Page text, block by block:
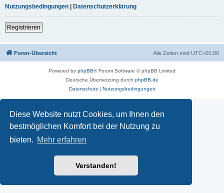
Diese Website nutzt Cookies, um Ihnen den
bestmöglichen Komfort bei der Nutzung zu
bieten. Mehr erfahren
Verstanden!
Nutzungsbedingungen | Datenschutzerklärung
Registrieren
Foren-Übersicht Alle Zeiten sind UTC+01:00
Powered by phpBB® Forum Software © phpBB Limited
Deutsche Übersetzung durch phpBB.de
Datenschutz| Nutzungsbedingungen